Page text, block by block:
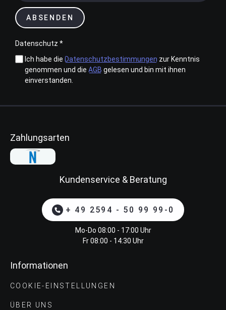
ABSENDEN
Datenschutz *
Ich habe die Datenschutzbestimmungen zur Kenntnis
genommen und die AGB gelesen und bin mit ihnen
einverstanden.
Zahlungsarten
Kundenservice & Beratung
+ 49 2594 - 50 99 99-0
Mo-Do 08:00 - 17:00 Uhr
Fr 08:00 - 14:30 Uhr
Informationen
COOKIE-EINSTELLUNGEN
ÜBER UNS